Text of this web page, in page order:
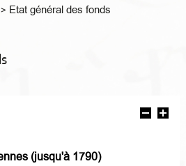
> Etat général des fonds
(jusqu'à 1790)